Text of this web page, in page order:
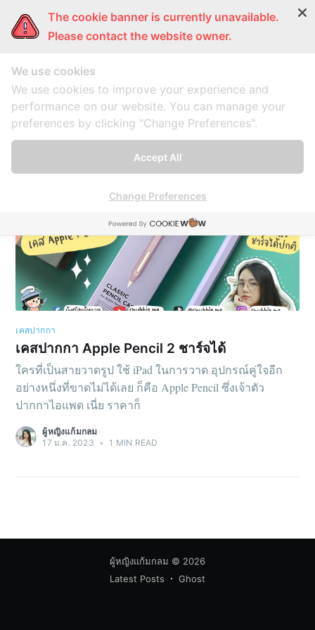
ผู้หญิงแก้มกลม การ์ตูนแก้มกลม แก้มกลมพากิน
elago
A collection of 1 post
เคสปากกา
เคสปากกา Apple Pencil 2 ชาร์จได้
ใครที่เป็นสายวาดรูป ใช้ iPad ในการวาด อุปกรณ์คู่ใจอีก
อย่างหนึ่งที่ขาดไม่ได้เลย ก็คือ Apple Pencil ซึ่งเจ้าตัว
ปากกาไอแพด เนี่ย ราคาก็
ผู้หญิงแก้มกลม
17 ม.ค. 2023 • 1 MIN READ
ผู้หญิงแก้มกลม © 2026
Latest Posts
Ghost
The cookie banner is currently unavailable.
Please contact the website owner.
We use cookies
We use cookies to improve your experience and
performance on our website. You can manage your
preferences by clicking "Change Preferences".
Accept All
Change Preferences